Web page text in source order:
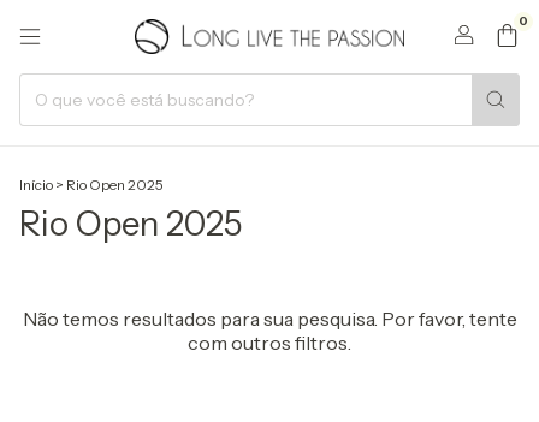
0
Início > Rio Open 2025
Rio Open 2025
Não temos resultados para sua pesquisa. Por favor, tente
com outros filtros.